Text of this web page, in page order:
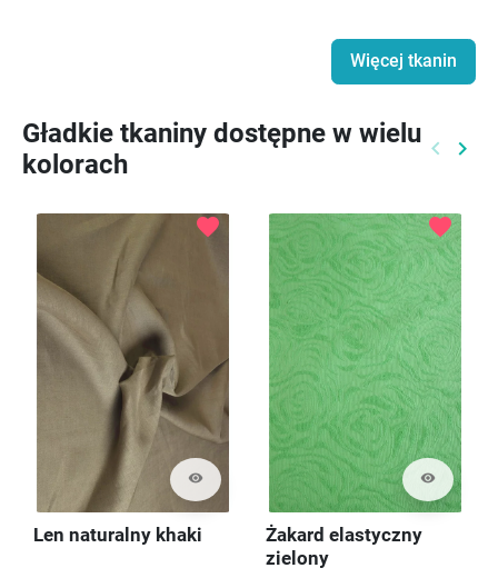
Więcej tkanin
Gładkie tkaniny dostępne w wielu
kolorach
keyboard_arrow_left keyboard_arrow_right
visibility
favorite
Len naturalny khaki
visibility
favorite
Żakard elastyczny
zielony